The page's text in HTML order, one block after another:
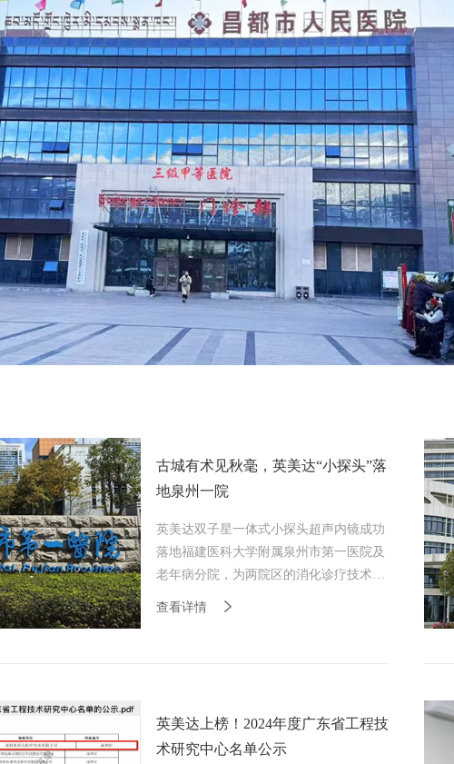
英美达“小探头”精准落地吉大一院，为大三甲
医疗技术添翼
英美达自主研发的“双子星”一体式小探头超声内镜正式落地吉林大学第
一医院（吉林大学白求恩第一医院）。
查看详情
古城有术见秋毫，英美达“小探头”落
地泉州一院
英美达双子星一体式小探头超声内镜成功
落地福建医科大学附属泉州市第一医院及
老年病分院，为两院区的消化诊疗技术注
查看详情
英美达上榜！2024年度广东省工程技
术研究中心名单公示